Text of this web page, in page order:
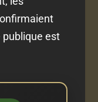
publique est